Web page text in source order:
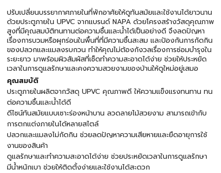
ปรับเปลี่ยนบรรยากาศภายในที่พักอาศัยให้ดูทันสมัยและใช้งานได้ยาวนาน
ด้วยประตูภายใน UPVC จากแบรนด์ NAPA ด้วยโครงสร้างวัสดุคุณภาพ
สูงที่มีคุณสมบัติทนทานต่อความชื้นและน้ำได้เป็นอย่างดี จึงลดปัญหา
เรื่องการบวมหรือผุกร่อนในพื้นที่ที่มีความชื้นสะสม และป้องกันการกัดกิน
ของปลวกและแมลงรบกวน ทำให้คุณไม่ต้องกังวลเรื่องการซ่อมบำรุงใน
ระยะยาว มาพร้อมผิวสัมผัสที่เช็ดทำความสะอาดได้ง่าย ช่วยให้ประหยัด
เวลาในการดูแลรักษาและคงความสวยงามของบ้านให้ดูใหม่อยู่เสมอ
คุณสมบัติ
ประตูภายในผลิตจากวัสดุ UPVC คุณภาพดี ให้ความแข็งแรงทนทาน ทน
ต่อความชื้นและน้ำได้ดี
ดีไซน์ทันสมัยแบบเซาะร่องหน้าบาน ลวดลายไม้สวยงาม สามารถเข้ากับ
การตกแต่งภายในได้หลายสไตล์
ปลวกและแมลงไม่กัดกิน ช่วยลดปัญหาความเสียหายและยืดอายุการใช้
งานของสินค้า
ดูแลรักษาและทำความสะอาดได้ง่าย ช่วยประหยัดเวลาในการดูแลรักษา
มีน้ำหนักเบา ช่วยให้ติดตั้งง่ายและใช้งานได้สะดวก